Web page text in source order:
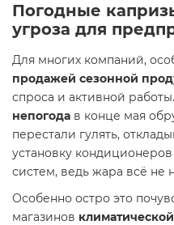
Погодные
угроза для
Для многих компаний,
продажей сезонной
спроса и активной
непогода в конце мая
перестали гулять,
установку
систем, ведь жара всё не
Особенно остро это
магазинов